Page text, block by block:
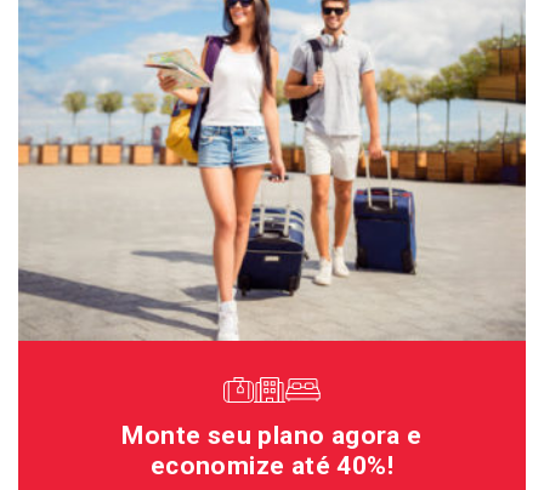
Monte seu plano agora e
economize até 40%!